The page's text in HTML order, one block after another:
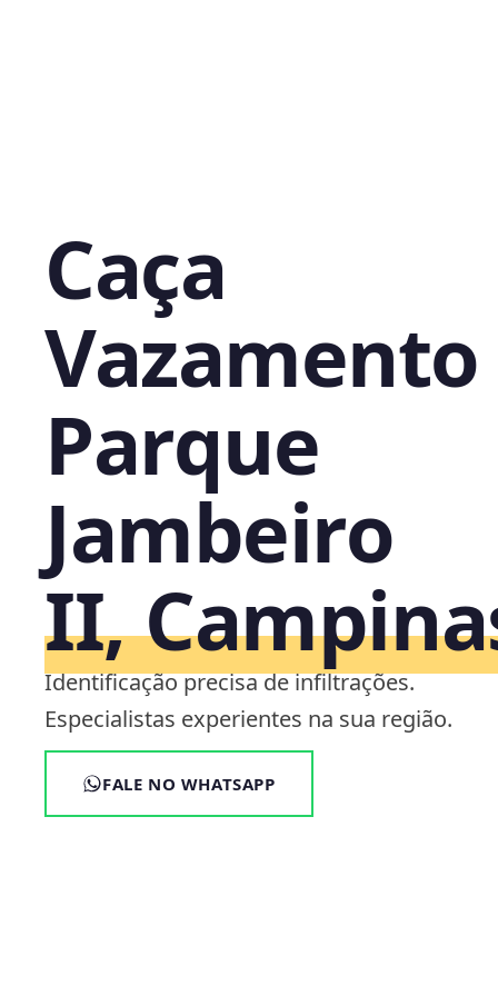
Caça
Parque
Jambeiro
II,
Identificação precisa de infiltrações.
Especialistas experientes na sua região.
FALE NO WHATSAPP